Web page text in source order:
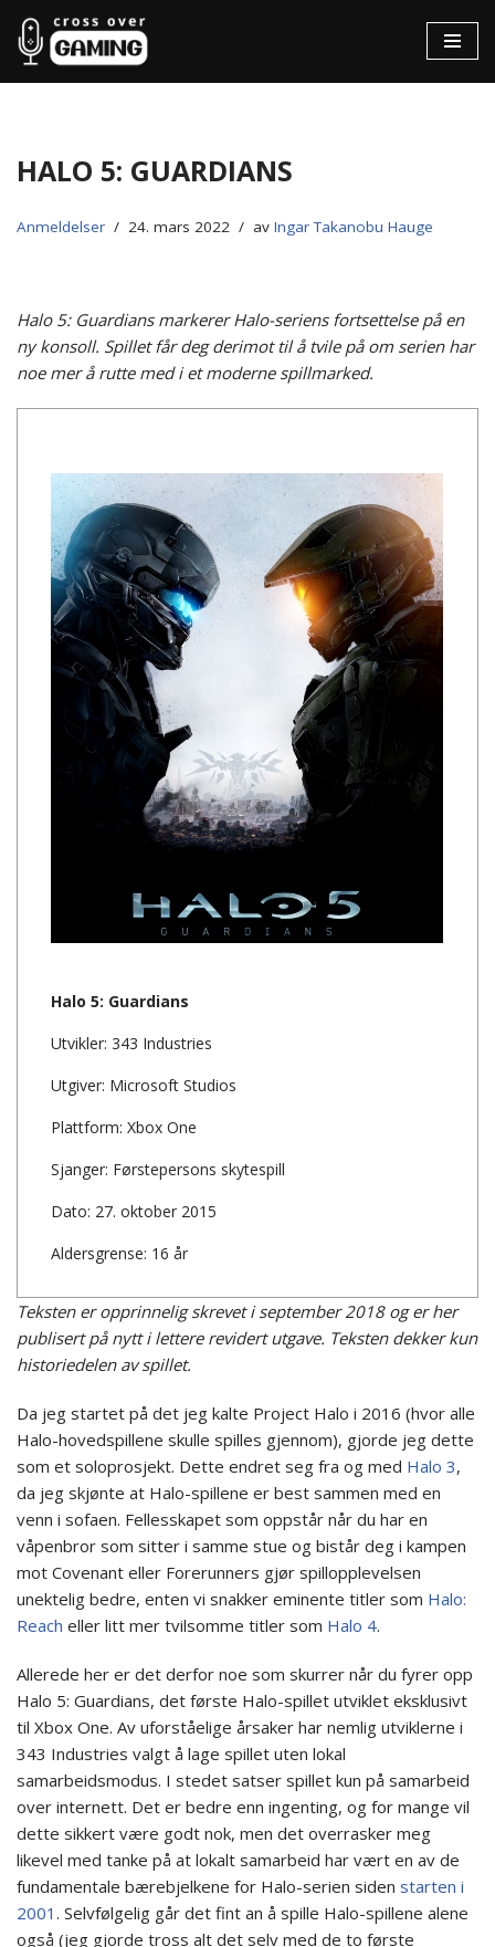
Hopp
til
Halo 5: Guardians
Anmeldelser 24. mars 2022 av Ingar Takanobu Hauge
Halo 5: Guardians markerer Halo-seriens fortsettelse på en
ny konsoll. Spillet får deg derimot til å tvile på om serien har
noe mer å rutte med i et moderne spillmarked.
Halo 5: Guardians
Utvikler: 343 Industries
Utgiver: Microsoft Studios
Plattform: Xbox One
Sjanger: Førstepersons skytespill
Dato: 27. oktober 2015
Aldersgrense: 16 år
Teksten er opprinnelig skrevet i september 2018 og er her
publisert på nytt i lettere revidert utgave. Teksten dekker kun
historiedelen av spillet.
Da jeg startet på det jeg kalte Project Halo i 2016 (hvor alle
Halo-hovedspillene skulle spilles gjennom), gjorde jeg dette
som et soloprosjekt. Dette endret seg fra og med Halo 3,
da jeg skjønte at Halo-spillene er best sammen med en
venn i sofaen. Fellesskapet som oppstår når du har en
våpenbror som sitter i samme stue og bistår deg i kampen
mot Covenant eller Forerunners gjør spillopplevelsen
unektelig bedre, enten vi snakker eminente titler som Halo:
Reach eller litt mer tvilsomme titler som Halo 4.
Allerede her er det derfor noe som skurrer når du fyrer opp
Halo 5: Guardians, det første Halo-spillet utviklet eksklusivt
til Xbox One. Av uforståelige årsaker har nemlig utviklerne i
343 Industries valgt å lage spillet uten lokal
samarbeidsmodus. I stedet satser spillet kun på samarbeid
over internett. Det er bedre enn ingenting, og for mange vil
dette sikkert være godt nok, men det overrasker meg
likevel med tanke på at lokalt samarbeid har vært en av de
fundamentale bærebjelkene for Halo-serien siden starten i
2001 . Selvfølgelig går det fint an å spille Halo-spillene alene
også (jeg gjorde tross alt det selv med de to første